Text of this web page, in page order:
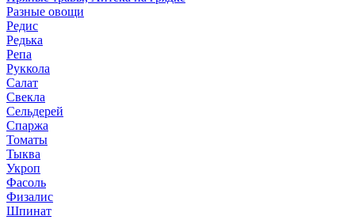
Разные овощи
Редис
Редька
Репа
Руккола
Салат
Свекла
Сельдерей
Спаржа
Томаты
Тыква
Укроп
Фасоль
Физалис
Шпинат